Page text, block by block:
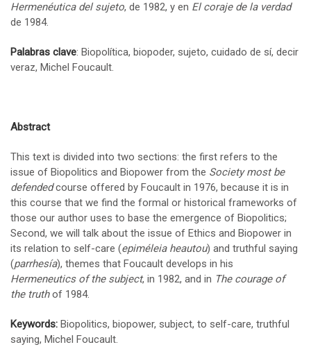
Hermenéutica del sujeto, de 1982, y en El coraje de la verdad
de 1984.
Palabras clave: Biopolítica, biopoder, sujeto, cuidado de sí, decir
veraz, Michel Foucault.
Abstract
This text is divided into two sections: the first refers to the
issue of Biopolitics and Biopower from the Society most be
defendedcourse offered by Foucault in 1976, because it is in
this course that we find the formal or historical frameworks of
those our author uses to base the emergence of Biopolitics;
Second, we will talk about the issue of Ethics and Biopower in
its relation to self-care (epiméleia heautou) and truthful saying
(parrhesía), themes that Foucault develops in his
Hermeneutics of the subject, in 1982, and in The courage of
the truthof 1984.
Keywords: Biopolitics, biopower, subject, to self-care, truthful
saying, Michel Foucault.